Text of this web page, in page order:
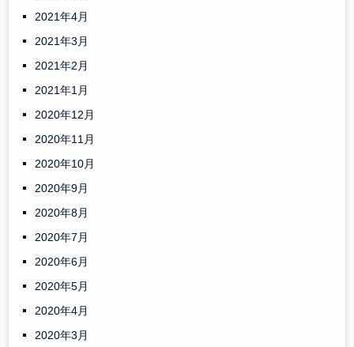
2021年4月
2021年3月
2021年2月
2021年1月
2020年12月
2020年11月
2020年10月
2020年9月
2020年8月
2020年7月
2020年6月
2020年5月
2020年4月
2020年3月